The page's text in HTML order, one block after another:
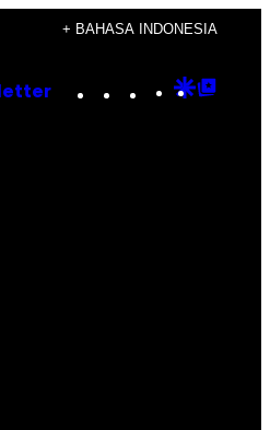
+ BAHASA INDONESIA
Instagram
TikTok
YouTube
Google